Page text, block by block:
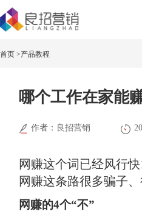
首页 >产品教程
哪个工作在家能
作者：良招营销
网赚这个词已经风行
网赚这条路很多骗子
网赚的4个“不”